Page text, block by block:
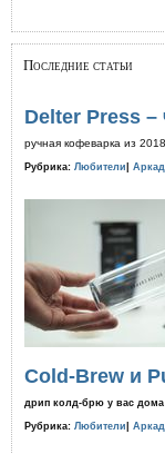
Последние статьи
Delter Press –
ручная кофеварка из
Рубрика: Любители
Cold-Brew и
дрип колд-брю у вас дома
Рубрика: Любители